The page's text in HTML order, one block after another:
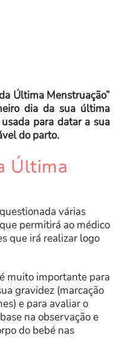
Última Menstruação”
dia da sua última
para datar a sua
do parto.
Última
várias
permitirá ao médico
que irá realizar logo
muito importante para
gravidez (marcação
e para avaliar o
na observação e
do bebé nas